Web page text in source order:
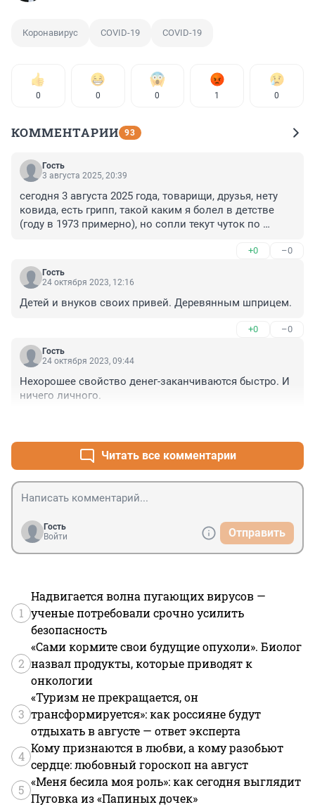
Коронавирус COVID-19 COVID-19
0 0 0 1 0
КОММЕНТАРИИ 93
Гость
3 августа 2025, 20:39
сегодня 3 августа 2025 года, товарищи, друзья, нету
ковида, есть грипп, такой каким я болел в детстве
(году в 1973 примерно), но сопли текут чуток по
(может с буквами ошибаюсь), а и витамин Ц !!! всем
здоровья , и еще кушайте Здоровую пищу 🙂🤫.
+0 –0
Гость
24 октября 2023, 12:16
Детей и внуков своих привей. Деревянным шприцем.
+0 –0
Гость
24 октября 2023, 09:44
Нехорошее свойство денег-заканчиваются быстро. И
ничего личного.
Читать все комментарии
Гость
Войти
Отправить
1
Надвигается волна пугающих вирусов —
ученые потребовали срочно усилить
безопасность
2
«Сами кормите свои будущие опухоли». Биолог
назвал продукты, которые приводят к
онкологии
3
«Туризм не прекращается, он
трансформируется»: как россияне будут
отдыхать в августе — ответ эксперта
4
Кому признаются в любви, а кому разобьют
сердце: любовный гороскоп на август
5
«Меня бесила моя роль»: как сегодня выглядит
Пуговка из «Папиных дочек»